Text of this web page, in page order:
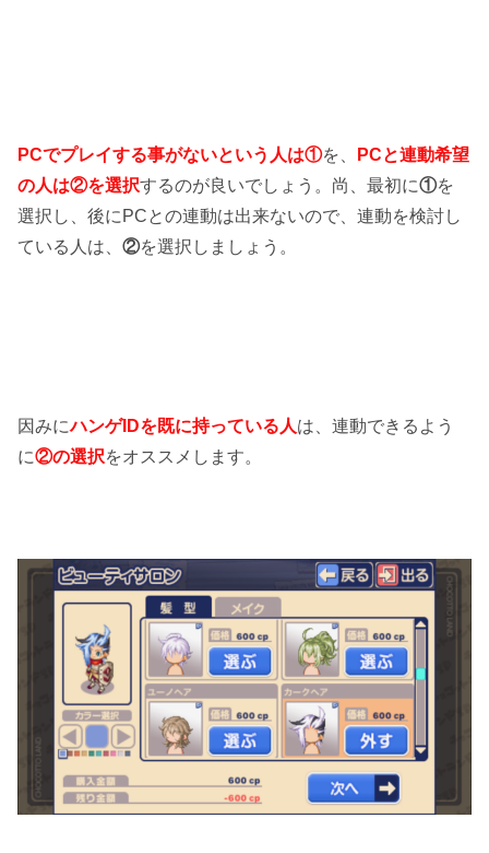
PCでプレイする事がないという人は①を、
PCと連動希望
の人は②を選択するのが良いでしょう。尚、最初に①を
選択し、後にPCとの連動は出来ないので、連動を検討し
ている人は、②を選択しましょう。
因みにハンゲIDを既に持っている人 は、連動できるよう
に②の選択をオススメします。